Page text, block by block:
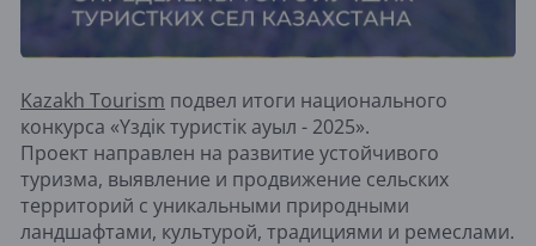
Kazakh Tourism подвел итоги национального
конкурса «Үздік туристік ауыл - 2025».
Проект направлен на развитие устойчивого
туризма, выявление и продвижение сельских
территорий с уникальными природными
ландшафтами, культурой, традициями и ремеслами.